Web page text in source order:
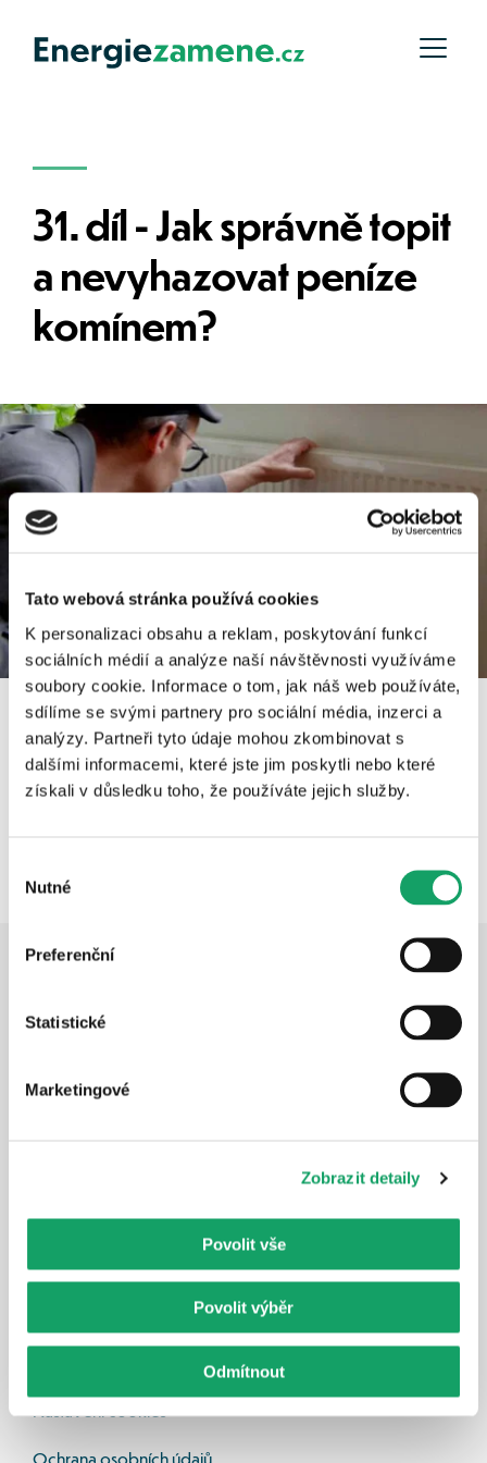
Tato webová stránka používá cookies
K personalizaci obsahu a reklam, poskytování funkcí
sociálních médií a analýze naší návštěvnosti využíváme
soubory cookie. Informace o tom, jak náš web používáte,
sdílíme se svými partnery pro sociální média, inzerci a
analýzy. Partneři tyto údaje mohou zkombinovat s
dalšími informacemi, které jste jim poskytli nebo které
získali v důsledku toho, že používáte jejich služby.
souhlasu
Nutné
Preferenční
Statistické
Marketingové
Zobrazit detaily
Povolit vše
Povolit výběr
Odmítnout
31. díl - Jak správně topit
a nevyhazovat peníze
komínem?
Tipy, jak zbytečně nepřeplácet za vytápění.
Dotační podpora
Jak mohu ušetřit sám
Ochrana osobních údajů